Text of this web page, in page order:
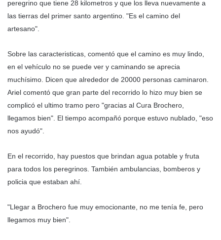
peregrino que tiene 28 kilometros y que los lleva nuevamente a
las tierras del primer santo argentino. "Es el camino del
artesano".
Sobre las caracteristicas, comentó que el camino es muy lindo,
en el vehículo no se puede ver y caminando se aprecia
muchísimo. Dicen que alrededor de 20000 personas caminaron.
Ariel comentó que gran parte del recorrido lo hizo muy bien se
complicó el ultimo tramo pero "gracias al Cura Brochero,
llegamos bien". El tiempo acompañó porque estuvo nublado, "eso
nos ayudó".
En el recorrido, hay puestos que brindan agua potable y fruta
para todos los peregrinos. También ambulancias, bomberos y
policia que estaban ahí.
"Llegar a Brochero fue muy emocionante, no me tenía fe, pero
llegamos muy bien".